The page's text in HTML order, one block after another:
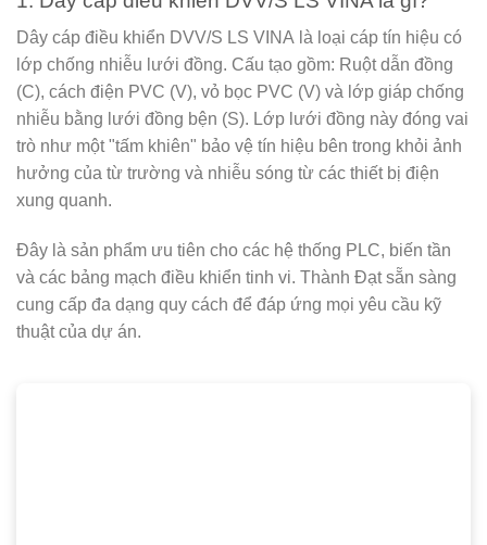
Dây cáp điều khiển DVV/S LS VINA là loại cáp tín hiệu có
lớp chống nhiễu lưới đồng. Cấu tạo gồm: Ruột dẫn đồng
(C), cách điện PVC (V), vỏ bọc PVC (V) và lớp giáp chống
nhiễu bằng lưới đồng bện (S). Lớp lưới đồng này đóng vai
trò như một "tấm khiên" bảo vệ tín hiệu bên trong khỏi ảnh
hưởng của từ trường và nhiễu sóng từ các thiết bị điện
xung quanh.
Đây là sản phẩm ưu tiên cho các hệ thống PLC, biến tần
và các bảng mạch điều khiển tinh vi. Thành Đạtsẵn sàng
cung cấp đa dạng quy cách để đáp ứng mọi yêu cầu kỹ
thuật của dự án.